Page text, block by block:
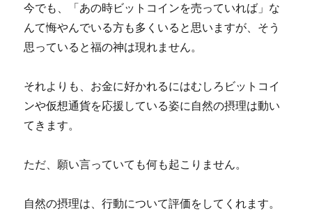
今でも、「あの時ビットコインを売っていれば」な
んて悔やんでいる方も多くいると思いますが、そう
思っていると福の神は現れません。
それよりも、お金に好かれるにはむしろビットコイ
ンや仮想通貨を応援している姿に自然の摂理は動い
てきます。
ただ、願い言っていても何も起こりません。
自然の摂理は、行動について評価をしてくれます。